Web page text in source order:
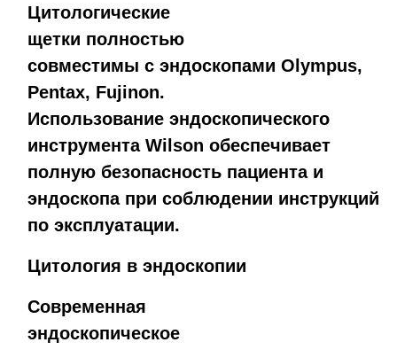
Цитологические
щетки полностью
совместимы с эндоскопами Olympus,
Pentax, Fujinon.
Использование эндоскопического
инструмента Wilson обеспечивает
полную безопасность пациента и
эндоскопа при соблюдении инструкций
по эксплуатации.
Цитология в эндоскопии
Современная
эндоскопическое